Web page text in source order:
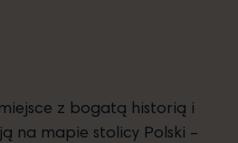
z bogatą historią i
na mapie stolicy Polski –